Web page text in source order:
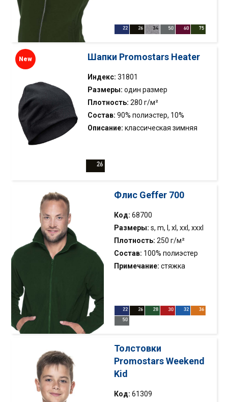
типа сингл джерси в
молния YKK; нейлоновые
молнии в карманах YKK;
эластичная кромка;двойная
строчка
Шапки Promostars Heater
Индекс: 31801
Размеры: один размер
Плотность: 280 г/м²
Состав: 90% полиэстер, 10%
эластан
Описание: классическая зимняя
материала на уровне ушей;
New
Флис Geffer 700
Код: 68700
Размеры: s, m, l, xl, xxl, xxxl
Плотность: 250 г/м²
Состав: 100% полиэстер
Примечание: стяжка
вертикальные
моделирующие швы;
Толстовки
Promostars Weekend
Kid
Код: 61309